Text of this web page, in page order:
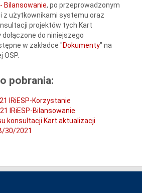
Bilansowanie, po przeprowadzonym
z użytkownikami systemu oraz
projektów tych Kart
do niniejszego
w zakładce "Dokumenty" na
pobrania:
IRiESP-Korzystanie
IRiESP-Bilansowanie
konsultacji Kart aktualizacji
30/2021